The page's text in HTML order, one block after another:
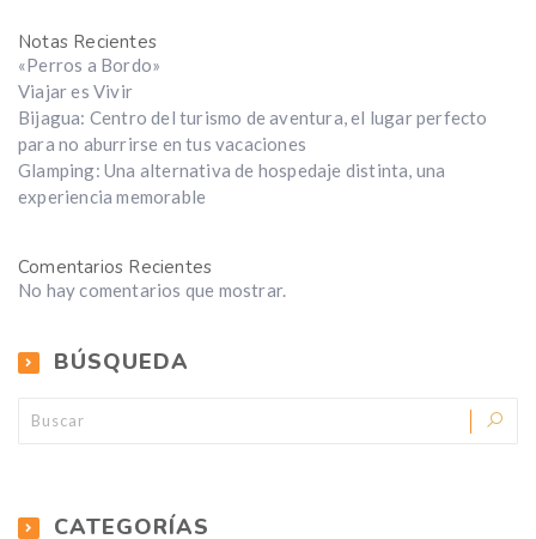
Notas Recientes
«Perros a Bordo»
Viajar es Vivir
Bijagua: Centro del turismo de aventura, el lugar perfecto
para no aburrirse en tus vacaciones
Glamping: Una alternativa de hospedaje distinta, una
experiencia memorable
Comentarios Recientes
No hay comentarios que mostrar.
BÚSQUEDA
CATEGORÍAS